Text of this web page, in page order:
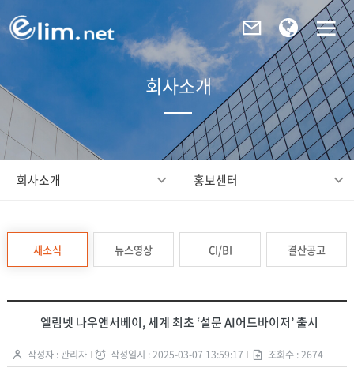
회사소개
회사소개 홍보센터
새소식 뉴스영상 CI/BI 결산공고
엘림넷 나우앤서베이, 세계 최초 ‘설문 AI어드바이저’ 출시
작성자 : 관리자 작성일시 : 2025-03-07 13:59:17 조회수 : 2674